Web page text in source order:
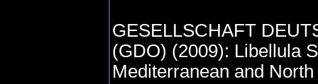
GESELLSCHAFT
(GDO) (2009): Libellula
Mediterranean and